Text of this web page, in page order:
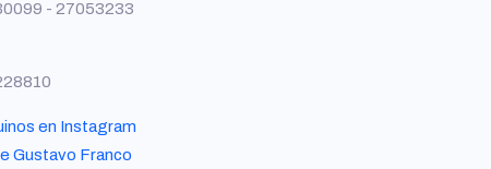
- 27053233
en Instagram
Gustavo Franco